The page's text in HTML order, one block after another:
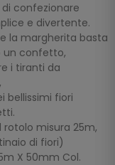
confezionare
e divertente.
la margherita basta
un confetto,
i tiranti da
bellissimi fiori
rotolo misura 25m,
di fiori)
X 50mm Col.